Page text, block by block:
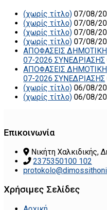
(χωρίς τίτλο) 07/08/
(χωρίς τίτλο) 07/08/
(χωρίς τίτλο) 07/08/
(χωρίς τίτλο) 07/08/
ΑΠΟΦΑΣΕΙΣ
07-2026 ΣΥΝΕΔΡΙΑΣΗΣ
ΑΠΟΦΑΣΕΙΣ
07-2026 ΣΥΝΕΔΡΙΑΣΗΣ
(χωρίς τίτλο) 06/08/
(χωρίς τίτλο) 06/08/
Επικοινωνία
Νικήτη Χαλκιδικής,
2375350100 102
Χρήσιμες Σελίδες